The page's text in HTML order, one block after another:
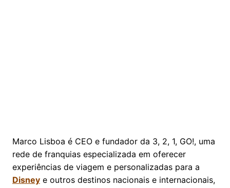
Marco Lisboa é CEO e fundador da 3, 2, 1, GO!, uma
rede de franquias especializada em oferecer
experiências de viagem e personalizadas para a
Disney e outros destinos nacionais e internacionais,